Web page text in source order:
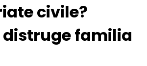
civile?
distruge familia